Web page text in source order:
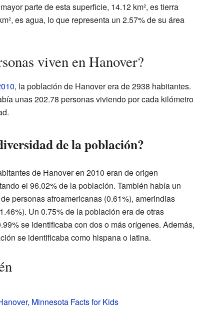
parte de esta superficie, 14.12 km², es tierra
es agua, lo que representa un 2.57% de su área
viven en Hanover?
, la población de Hanover era de 2938 habitantes.
unas 202.78 personas viviendo por cada kilómetro
de la población?
de Hanover en 2010 eran de origen
el 96.02% de la población. También había un
personas afroamericanas (0.61%), amerindias
Un 0.75% de la población era de otras
se identificaba con dos o más orígenes. Además,
se identificaba como hispana o latina.
Minnesota Facts for Kids